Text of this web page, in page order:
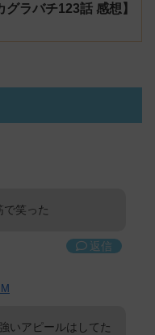
ラバチ123話 感想】
で笑った
返信
いアピールはしてた